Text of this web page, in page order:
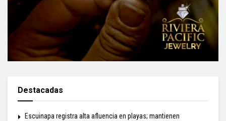
Destacadas
Escuinapa registra alta afluencia en playas; mantienen